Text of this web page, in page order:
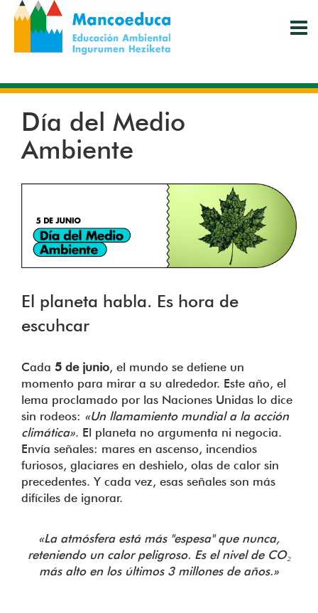
Pasar
contenido
principal
Día del Medio
Ambiente
El planeta habla. Es hora de
escuhcar
Cada 5 de junio, el mundo se detiene un
momento para mirar a su alrededor. Este año, el
lema proclamado por las Naciones Unidas lo dice
sin rodeos: «Un llamamiento mundial a la acción
climática». El planeta no argumenta ni negocia.
Envía señales: mares en ascenso, incendios
furiosos, glaciares en deshielo, olas de calor sin
precedentes. Y cada vez, esas señales son más
difíciles de ignorar.
«La atmósfera está más "espesa" que nunca,
reteniendo un calor peligroso. Es el nivel de CO₂
más alto en los últimos 3 millones de años.»